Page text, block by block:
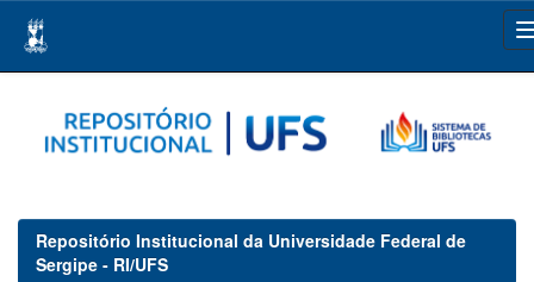
navigation
Repositório Institucional da Universidade Federal de
Sergipe - RI/UFS